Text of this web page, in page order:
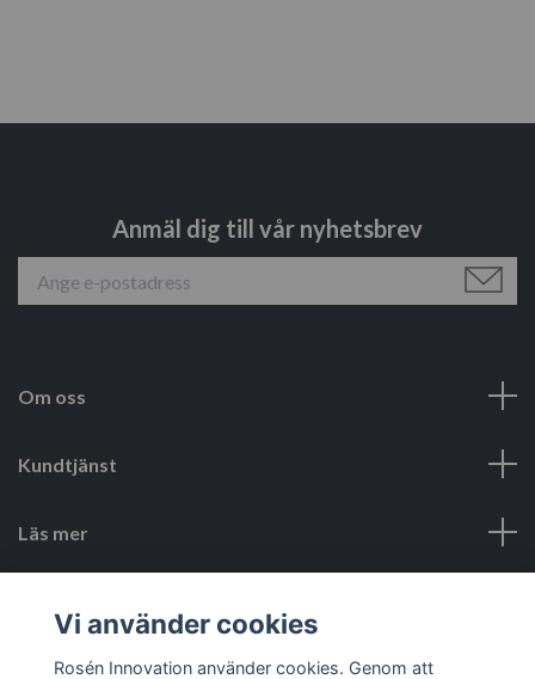
Anmäl dig till vår nyhetsbrev
Om oss
Kundtjänst
Läs mer
Vi använder cookies
Rosén Innovation använder cookies. Genom att